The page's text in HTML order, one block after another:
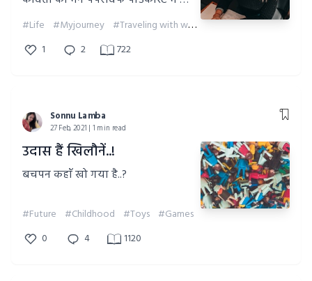
#Life #Myjourney #Traveling with words
#Mypoetry
1
2 722
Sonnu Lamba
27 Feb, 2021 | 1 min read
उदास हैं खिलौनें..!
बचपन कहाँ खो गया है..?
#Future #Childhood #Toys #Games
0
4 1120